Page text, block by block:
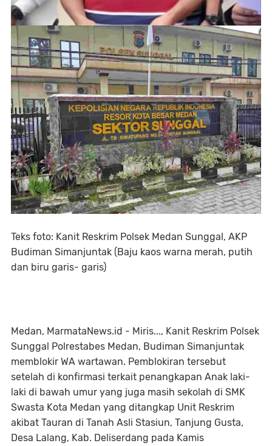
Teks foto: Kanit Reskrim Polsek Medan Sunggal, AKP
Budiman Simanjuntak (Baju kaos warna merah, putih
dan biru garis- garis)
Medan, MarmataNews.id - Miris..., Kanit Reskrim Polsek
Sunggal Polrestabes Medan, Budiman Simanjuntak
memblokir WA wartawan. Pemblokiran tersebut
setelah di konfirmasi terkait penangkapan Anak laki-
laki di bawah umur yang juga masih sekolah di SMK
Swasta Kota Medan yang ditangkap Unit Reskrim
akibat Tauran di Tanah Asli Stasiun, Tanjung Gusta,
Desa Lalang, Kab. Deliserdang pada Kamis